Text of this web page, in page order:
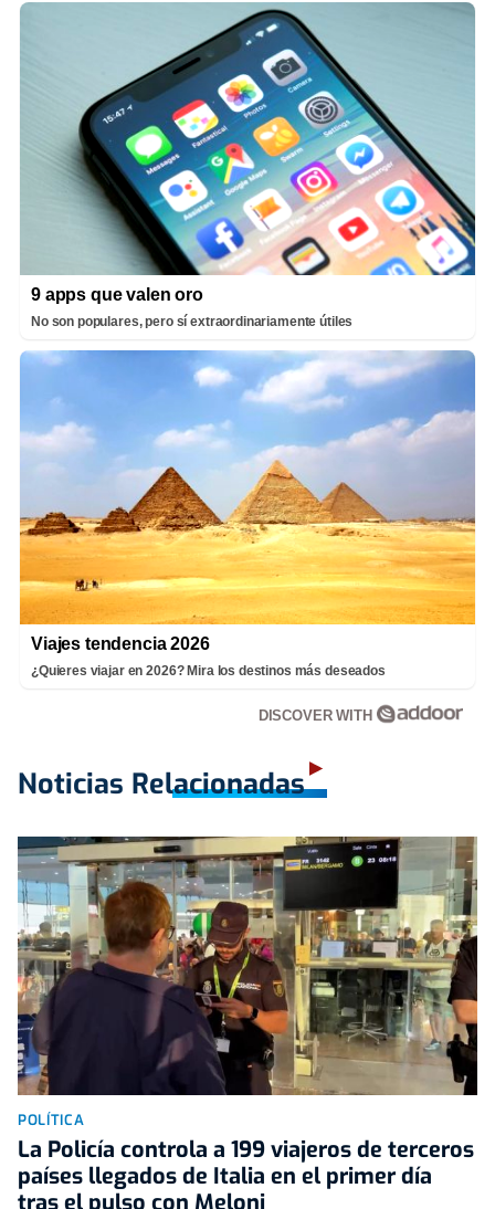
9 apps que valen oro
No son populares, pero sí extraordinariamente útiles
Viajes tendencia 2026
¿Quieres viajar en 2026? Mira los destinos más deseados
DISCOVER WITH
Noticias Relacionadas
POLÍTICA
La Policía controla a 199 viajeros de terceros
países llegados de Italia en el primer día
tras el pulso con Meloni